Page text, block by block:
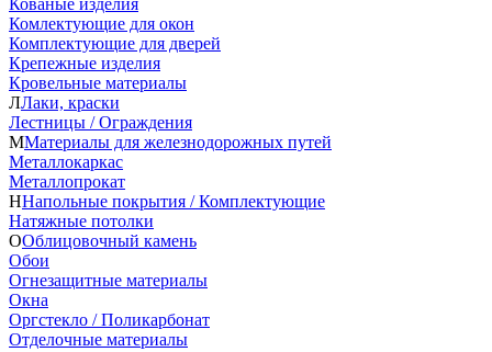
Комлектующие для окон
Комплектующие для дверей
Крепежные изделия
Кровельные материалы
ЛЛаки, краски
Лестницы / Ограждения
ММатериалы для железнодорожных путей
Металлокаркас
Металлопрокат
ННапольные покрытия / Комплектующие
Натяжные потолки
ООблицовочный камень
Обои
Огнезащитные материалы
Окна
Оргстекло / Поликарбонат
Отделочные материалы